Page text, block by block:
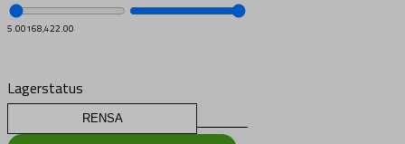
5.00168,422.00
Lagerstatus
RENSA